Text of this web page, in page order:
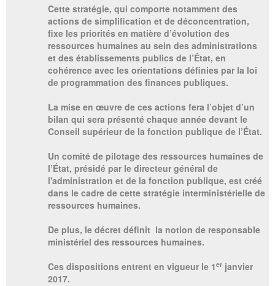
Cette stratégie, qui comporte notamment des
actions de simplification et de déconcentration,
fixe les priorités en matière d’évolution des
ressources humaines au sein des administrations
et des établissements publics de l’État, en
cohérence avec les orientations définies par la loi
de programmation des finances publiques.
La mise en œuvre de ces actions fera l’objet d’un
bilan qui sera présenté chaque année devant le
Conseil supérieur de la fonction publique de l’État.
Un comité de pilotage des ressources humaines de
l’État, présidé par le directeur général de
l'administration et de la fonction publique, est créé
dans le cadre de cette stratégie interministérielle de
ressources humaines.
De plus, le décret définit la notion de responsable
ministériel des ressources humaines.
Ces dispositions entrent en vigueur le 1erjanvier
2017.